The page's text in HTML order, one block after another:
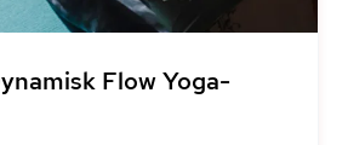
Flow Yoga-